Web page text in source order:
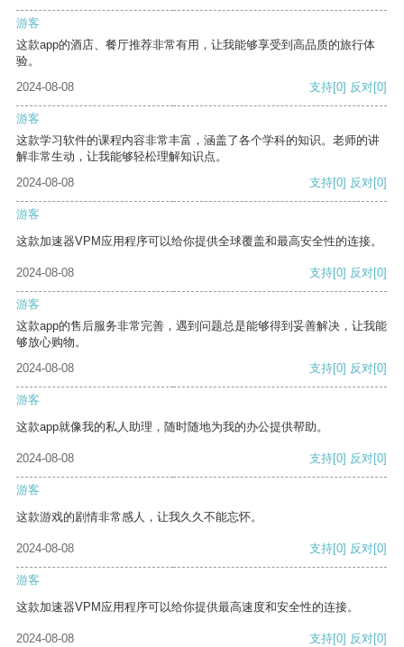
游客
这款app的酒店、餐厅推荐非常有用，让我能够享受到高品质的旅行体
验。
2024-08-08
支持[0] 反对[0]
游客
这款学习软件的课程内容非常丰富，涵盖了各个学科的知识。老师的讲
解非常生动，让我能够轻松理解知识点。
2024-08-08
支持[0] 反对[0]
游客
这款加速器VPM应用程序可以给你提供全球覆盖和最高安全性的连接。
2024-08-08 支持[0] 反对[0]
游客
这款app的售后服务非常完善，遇到问题总是能够得到妥善解决，让我能
够放心购物。
2024-08-08
支持[0] 反对[0]
游客
这款app就像我的私人助理，随时随地为我的办公提供帮助。
2024-08-08 支持[0] 反对[0]
游客
这款游戏的剧情非常感人，让我久久不能忘怀。
2024-08-08 支持[0] 反对[0]
游客
这款加速器VPM应用程序可以给你提供最高速度和安全性的连接。
2024-08-08 支持[0] 反对[0]